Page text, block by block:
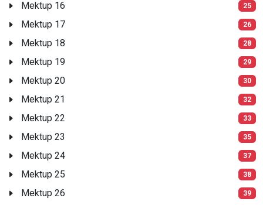
Mektup 16 25
Mektup 17 26
Mektup 18 28
Mektup 19 29
Mektup 20 30
Mektup 21 32
Mektup 22 33
Mektup 23 35
Mektup 24 37
Mektup 25 38
Mektup 26 39